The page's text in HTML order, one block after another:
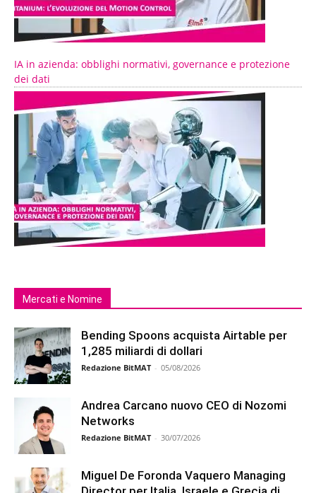
IA in azienda: obblighi normativi, governance e protezione
dei dati
Mercati e Nomine
Bending Spoons acquista Airtable per
1,285 miliardi di dollari
Redazione BitMAT - 05/08/2026
Andrea Carcano nuovo CEO di Nozomi
Networks
Redazione BitMAT - 30/07/2026
Miguel De Foronda Vaquero Managing